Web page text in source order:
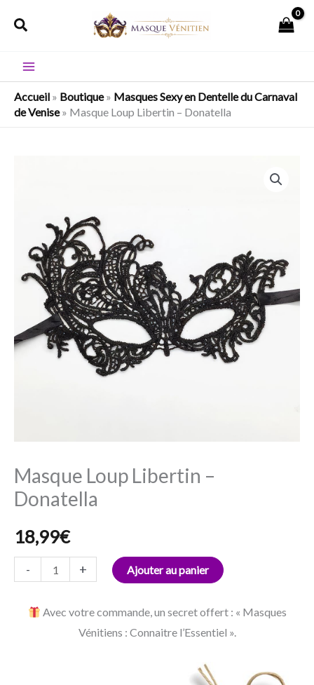
Rechercher
Accueil » Boutique» Masques Sexy en Dentelle du Carnaval
de Venise» Masque Loup Libertin – Donatella
Masque Loup Libertin –
Donatella
18,99€
-
Libertin
Donatella
+ Ajouter au panier
Avec votre commande, un secret offert : « Masques
Vénitiens : Connaitre l’Essentiel ».